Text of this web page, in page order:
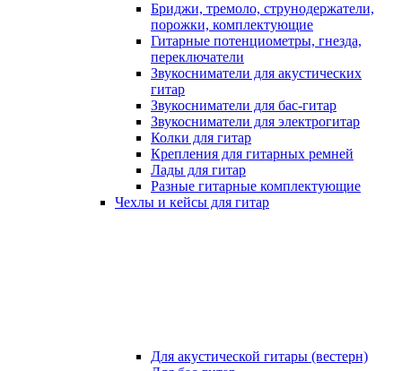
Бриджи, тремоло, струнодержатели,
порожки, комплектующие
Гитарные потенциометры, гнезда,
переключатели
Звукосниматели для акустических
гитар
Звукосниматели для бас-гитар
Звукосниматели для электрогитар
Колки для гитар
Крепления для гитарных ремней
Лады для гитар
Разные гитарные комплектующие
Чехлы и кейсы для гитар
Для акустической гитары (вестерн)